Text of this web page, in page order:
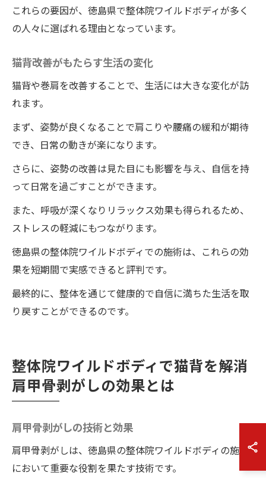
これらの要因が、徳島県で整体院ワイルドボディが多く
の人々に選ばれる理由となっています。
猫背改善がもたらす生活の変化
猫背や巻肩を改善することで、生活には大きな変化が訪
れます。
まず、姿勢が良くなることで肩こりや腰痛の緩和が期待
でき、日常の動きが楽になります。
さらに、姿勢の改善は見た目にも影響を与え、自信を持
って日常を過ごすことができます。
また、呼吸が深くなりリラックス効果も得られるため、
ストレスの軽減にもつながります。
徳島県の整体院ワイルドボディでの施術は、これらの効
果を短期間で実感できると評判です。
最終的に、整体を通じて健康的で自信に満ちた生活を取
り戻すことができるのです。
整体院ワイルドボディで猫背を解消
肩甲骨剥がしの効果とは
肩甲骨剥がしの技術と効果
肩甲骨剥がしは、徳島県の整体院ワイルドボディの施術
において重要な役割を果たす技術です。